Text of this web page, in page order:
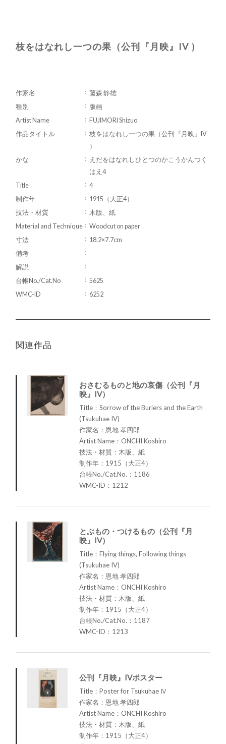
枝をはなれし一つの果（公刊『月映』IV ）
作家名
藤森 静雄
種別
版画
Artist Name
FUJIMORI Shizuo
作品タイトル
枝をはなれし一つの果（公刊『月映』IV
）
かな
えだをはなれしひとつのかこうかんつく
はえ4
Title
4
制作年
1915（大正4）
技法・材質
木版、紙
Material and Technique
Woodcut on paper
寸法
18.2×7.7cm
備考
解説
台帳No./Cat.No
5625
WMC-ID
6252
関連作品
おさむるものと地の哀傷（公刊『月
映』IV）
Title：Sorrow of the Buriers and the Earth
(Tsukuhae IV)
作家名：恩地 孝四郎
Artist Name：ONCHI Koshiro
技法・材質：木版、紙
制作年：1915（大正4）
台帳No./Cat.No.：1186
WMC-ID：1212
とぶもの・つけるもの（公刊『月
映』IV）
Title：Flying things, Following things
(Tsukuhae IV)
作家名：恩地 孝四郎
Artist Name：ONCHI Koshiro
技法・材質：木版、紙
制作年：1915（大正4）
台帳No./Cat.No.：1187
WMC-ID：1213
公刊『月映』IVポスター
Title：Poster for Tsukuhae Ⅳ
作家名：恩地 孝四郎
Artist Name：ONCHI Koshiro
技法・材質：木版、紙
制作年：1915（大正4）